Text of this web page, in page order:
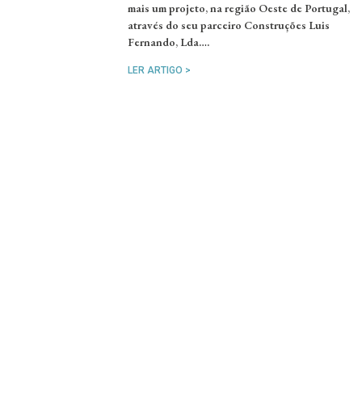
mais um projeto, na região Oeste de Portugal,
através do seu parceiro Construções Luis
Fernando, Lda….
LER ARTIGO >